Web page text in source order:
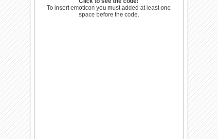
To insert emoticon you must added at least one
space before the code.